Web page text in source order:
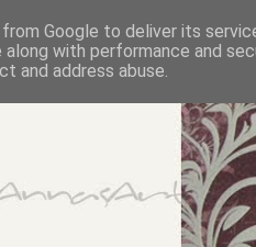
Google to deliver its
along with performance and
and address abuse.